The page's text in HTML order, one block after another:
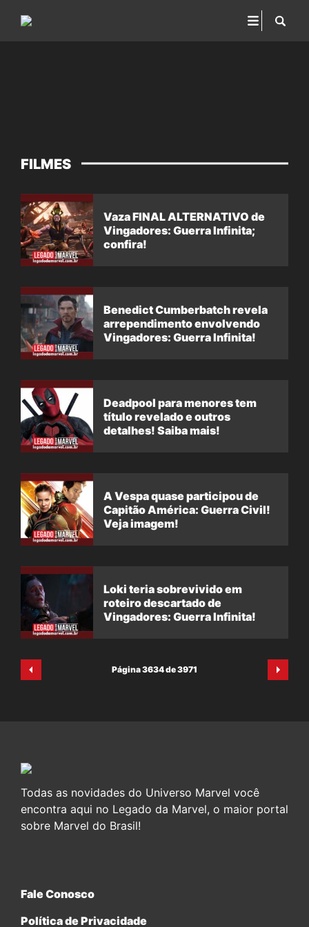
FILMES
Vaza FINAL ALTERNATIVO de
Vingadores: Guerra Infinita;
confira!
Benedict Cumberbatch revela
arrependimento envolvendo
Vingadores: Guerra Infinita!
Deadpool para menores tem
título revelado e outros
detalhes! Saiba mais!
A Vespa quase participou de
Capitão América: Guerra Civil!
Veja imagem!
Loki teria sobrevivido em
roteiro descartado de
Vingadores: Guerra Infinita!
Página 3634 de 3971
Todas as novidades do Universo Marvel você
encontra aqui no Legado da Marvel, o maior portal
sobre Marvel do Brasil!
Fale Conosco
Política de Privacidade